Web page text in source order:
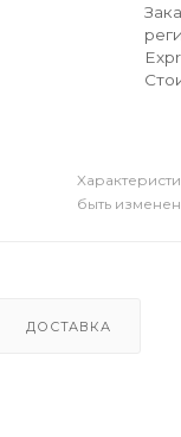
быть
ДОСТАВКА